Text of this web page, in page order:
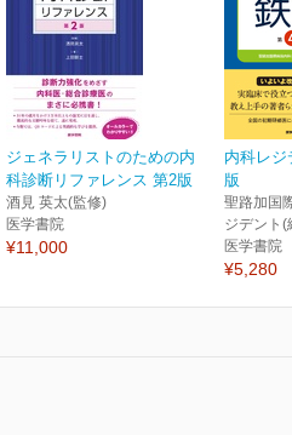
ジェネラリストのための内
科診断リファレンス 第2版
酒見 英太(監修)
医学書院
¥11,000
内科レ
版
聖路加国
ジデント(
医学書院
¥5,280